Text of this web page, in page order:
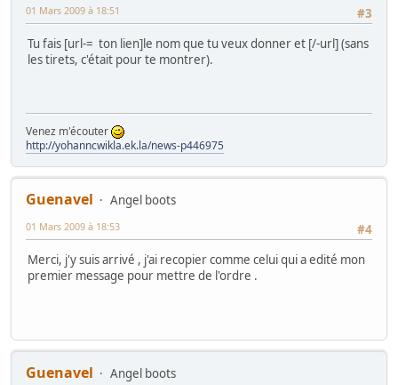
#3
01 Mars 2009 à 18:51
Tu fais [url-= ton lien]le nom que tu veux donner et [/-url] (sans
les tirets, c'était pour te montrer).
Venez m'écouter
http://yohanncwikla.ek.la/news-p446975
Guenavel
Angel boots
#4
01 Mars 2009 à 18:53
Merci, j'y suis arrivé , j'ai recopier comme celui qui a edité mon
premier message pour mettre de l'ordre .
Guenavel
Angel boots